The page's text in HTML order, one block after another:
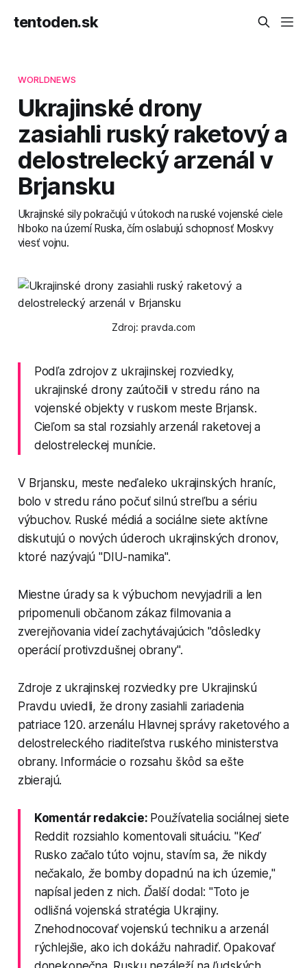
tentoden.sk
WORLDNEWS
Ukrajinské drony
zasiahli ruský raketový a
delostrelecký arzenál v
Brjansku
Ukrajinské sily pokračujú v útokoch na ruské vojenské ciele
hlboko na území Ruska, čím oslabujú schopnosť Moskvy
viesť vojnu.
Zdroj: pravda.com
Podľa zdrojov z ukrajinskej rozviedky,
ukrajinské drony zaútočili v stredu ráno na
vojenské objekty v ruskom meste Brjansk.
Cieľom sa stal rozsiahly arzenál raketovej a
delostreleckej munície.
V Brjansku, meste neďaleko ukrajinských hraníc,
bolo v stredu ráno počuť silnú streľbu a sériu
výbuchov. Ruské médiá a sociálne siete aktívne
diskutujú o nových úderoch ukrajinských dronov,
ktoré nazývajú "DIU-namika".
Miestne úrady sa k výbuchom nevyjadrili a len
pripomenuli občanom zákaz filmovania a
zverejňovania videí zachytávajúcich "dôsledky
operácií protivzdušnej obrany".
Zdroje z ukrajinskej rozviedky pre Ukrajinskú
Pravdu uviedli, že drony zasiahli zariadenia
patriace 120. arzenálu Hlavnej správy raketového a
delostreleckého riaditeľstva ruského ministerstva
obrany. Informácie o rozsahu škôd sa ešte
zbierajú.
Komentár redakcie: Používatelia sociálnej siete
Reddit rozsiahlo komentovali situáciu. "Keď
Rusko začalo túto vojnu, stavím sa, že nikdy
nečakalo, že bomby dopadnú na ich územie,"
napísal jeden z nich. Ďalší dodal: "Toto je
odlišná vojenská stratégia Ukrajiny.
Znehodnocovať vojenskú techniku a arzenál
rýchlejšie, ako ich dokážu nahradiť. Opakovať